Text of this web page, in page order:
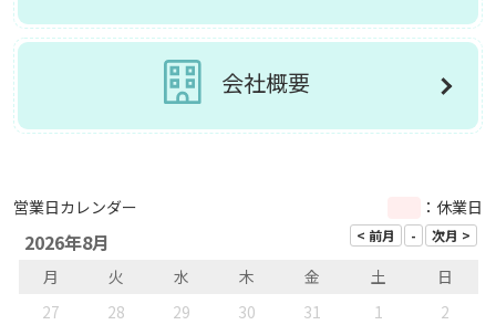
会社概要
営業日カレンダー ：休業日
2026年8月
月 火 水 木 金 土
日
27
28 29 30 31 1
2